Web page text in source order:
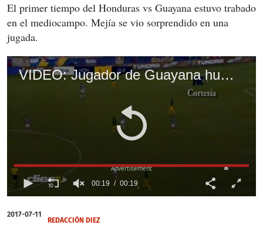
El primer tiempo del Honduras vs Guayana estuvo trabado
en el mediocampo. Mejía se vio sorprendido en una
jugada.
VIDEO: Jugador de Guayana humilló a Alfredo Mejía con fantástico regate
of
19
00:19 00:19
X
2017-07-11
REDACCIÓN DIEZ